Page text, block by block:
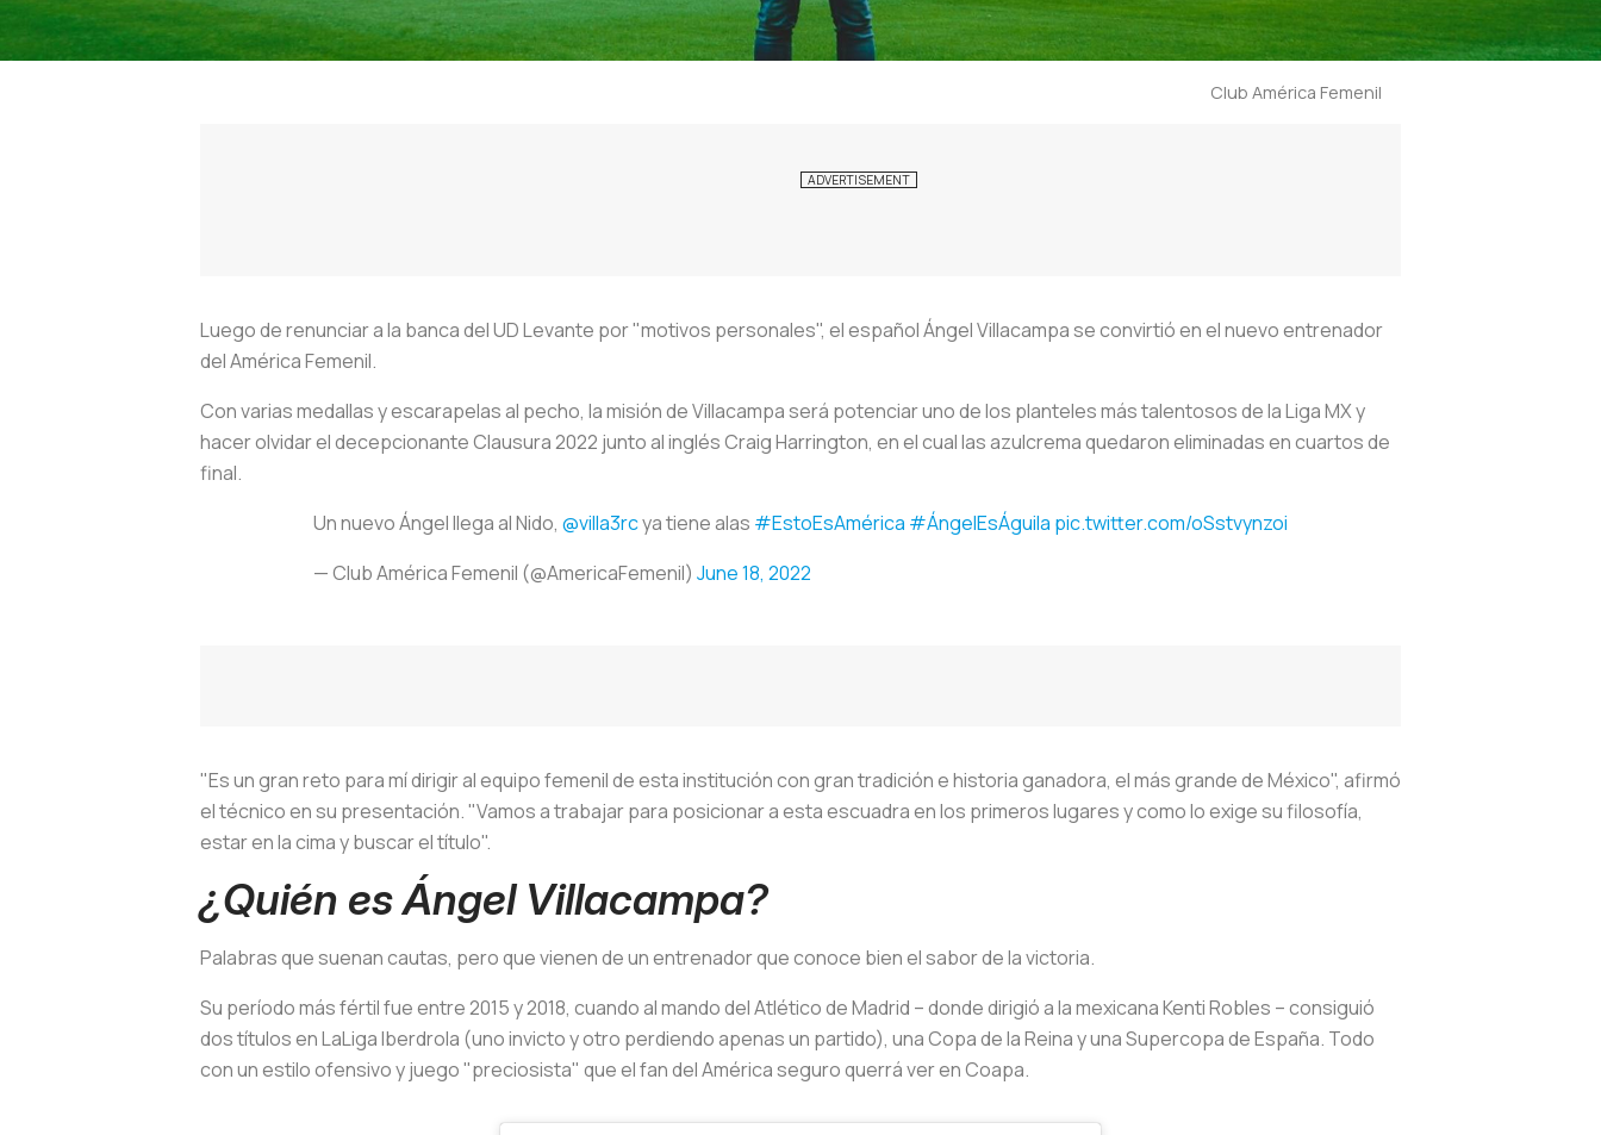
Club América Femenil
Luego de renunciar a la banca del UD Levante por "motivos personales", el español Ángel Villacampa se convirtió en el nuevo entrenador
del América Femenil.
Con varias medallas y escarapelas al pecho, la misión de Villacampa será potenciar uno de los planteles más talentosos de la Liga MX y
hacer olvidar el decepcionante Clausura 2022 junto al inglés Craig Harrington, en el cual las azulcrema quedaron eliminadas en cuartos de
final.
Un nuevo Ángel llega al Nido, @villa3rcya tiene alas #EstoEsAmérica #ÁngelEsÁguila pic.twitter.com/oSstvynzoi
— Club América Femenil (@AmericaFemenil) June 18, 2022
"Es un gran reto para mí dirigir al equipo femenil de esta institución con gran tradición e historia ganadora, el más grande de México", afirmó
el técnico en su presentación. "Vamos a trabajar para posicionar a esta escuadra en los primeros lugares y como lo exige su filosofía,
estar en la cima y buscar el título".
¿Quién es Ángel Villacampa?
Palabras que suenan cautas, pero que vienen de un entrenador que conoce bien el sabor de la victoria.
Su período más fértil fue entre 2015 y 2018, cuando al mando del Atlético de Madrid – donde dirigió a la mexicana Kenti Robles – consiguió
dos títulos en LaLiga Iberdrola (uno invicto y otro perdiendo apenas un partido), una Copa de la Reina y una Supercopa de España. Todo
con un estilo ofensivo y juego "preciosista" que el fan del América seguro querrá ver en Coapa.